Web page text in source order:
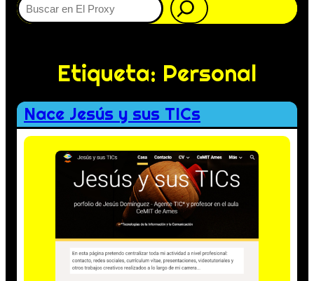
Etiqueta: Personal
Nace Jesús y sus TICs